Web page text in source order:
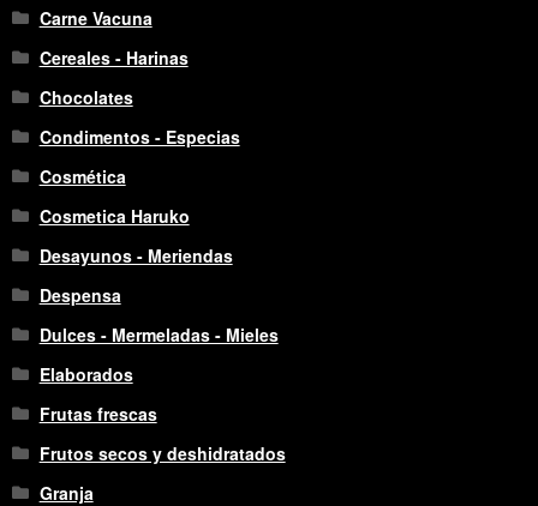
Carne Vacuna
Cereales - Harinas
Chocolates
Condimentos - Especias
Cosmética
Cosmetica Haruko
Desayunos - Meriendas
Despensa
Dulces - Mermeladas - Mieles
Elaborados
Frutas frescas
Frutos secos y deshidratados
Granja